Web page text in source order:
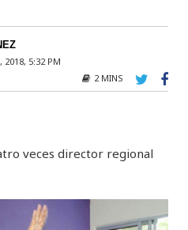
2018, 5:32 PM
2 MINS
veces director regional